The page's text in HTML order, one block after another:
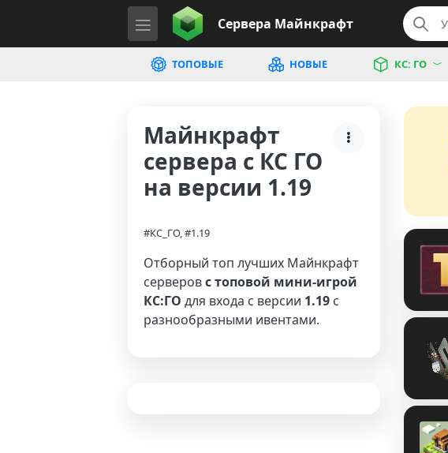
Сервера Майнкрафт
ТОПОВЫЕ НОВЫЕ КС: ГО
Майнкрафт
сервера с КС ГО
на версии 1.19
#КС_ГО, #1.19
Отборный топ лучших Майнкрафт
серверовс топовой мини-игрой
КС:ГО для входа с версии 1.19 с
разнообразными ивентами.